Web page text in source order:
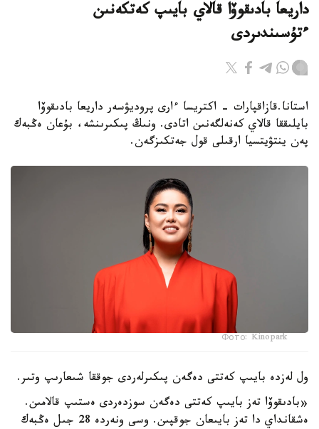
داريعا بادىقوۆا قالاي بايىپ كەتكەنىن
ءتۇسىندىردى
استانا.قازاقپارات - اكتريسا ءارى پروديۋسەر داريعا بادىقوۆا
بايلىققا قالاي كەنەلگەنىن اتادى. ونىڭ پىكىرىنشە، بۇعان ەڭبەك
پەن ينتۋيتسيا ارقىلى قول جەتكىزگەن.
Фото: Kinopark
ول لەزدە بايىپ كەتتى دەگەن پىكىرلەردى جوققا شىعارىپ وتىر.
«بادىقوۆا تەز بايىپ كەتتى دەگەن سوزدەردى ەستىپ قالامىن.
ەشقانداي دا تەز بايىعان جوقپىن. وسى ونەردە 28 جىل ەڭبەك